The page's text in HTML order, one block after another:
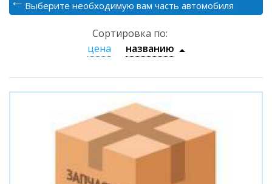
Выберите необходимую вам часть автомобиля
Сортировка по:
цена
названию